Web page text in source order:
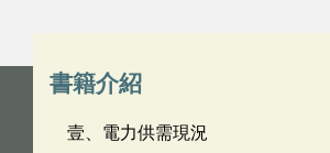
書籍介紹
壹、電力供需現況